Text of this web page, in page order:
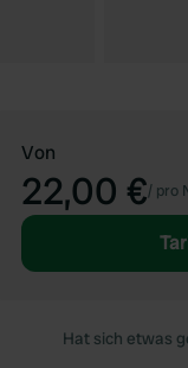
Von
22,00 €/ pro
Hat sich etwas